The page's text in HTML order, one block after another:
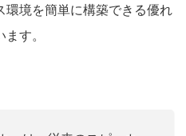
環境を簡単に構築できる優れ
す。